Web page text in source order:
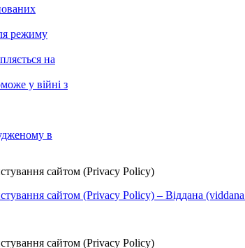
режиму
на
у війні з
в
сайтом (Privacy Policy)
сайтом (Privacy Policy) – Віддана
сайтом (Privacy Policy)